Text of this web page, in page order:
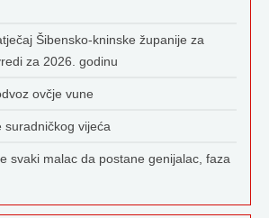
Šibensko-kninske županije za
za 2026. godinu
ovčje vune
suradničkog vijeća
svaki malac da postane genijalac, faza